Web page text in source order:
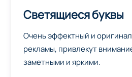
Светящиеся буквы
Очень эффектный и
рекламы, привлекут
заметными и яркими.